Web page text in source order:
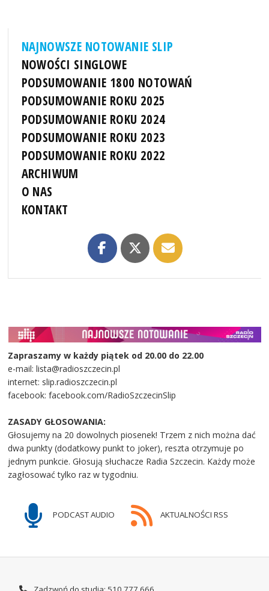
NAJNOWSZE NOTOWANIE SLIP
NOWOŚCI SINGLOWE
PODSUMOWANIE 1800 NOTOWAŃ
PODSUMOWANIE ROKU 2025
PODSUMOWANIE ROKU 2024
PODSUMOWANIE ROKU 2023
PODSUMOWANIE ROKU 2022
ARCHIWUM
O NAS
KONTAKT
Zapraszamy w każdy piątek od 20.00 do 22.00
e-mail: lista@radioszczecin.pl
internet: slip.radioszczecin.pl
facebook: facebook.com/RadioSzczecinSlip
ZASADY GŁOSOWANIA:
Głosujemy na 20 dowolnych piosenek! Trzem z nich można dać
dwa punkty (dodatkowy punkt to joker), reszta otrzymuje po
jednym punkcie. Głosują słuchacze Radia Szczecin. Każdy może
zagłosować tylko raz w tygodniu.
PODCAST AUDIO AKTUALNOŚCI RSS